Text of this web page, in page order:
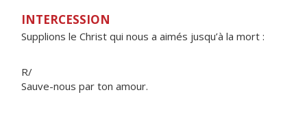
INTERCESSION
Supplions le Christ qui nous a aimés jusqu’à la mort :
R/
Sauve-nous par ton amour.